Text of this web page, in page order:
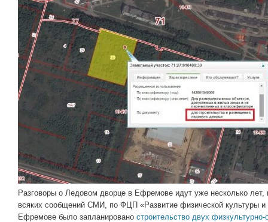
Разговоры о Ледовом дворце в Ефремове идут уже несколько
всяких сообщений СМИ, по ФЦП «Развитие физической культуры
Ефремове было запланировано строительство двух